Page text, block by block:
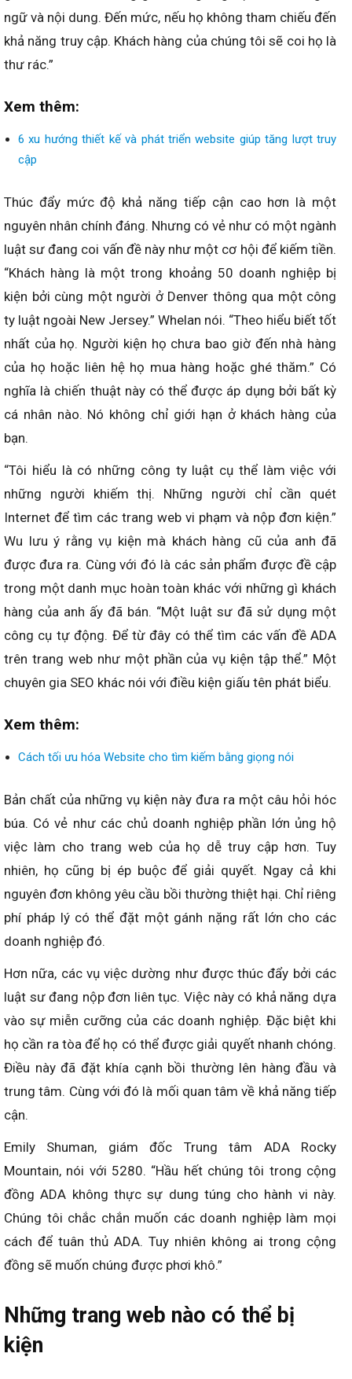
ngữ và nội dung. Đến mức, nếu họ không tham chiếu đến
khả năng truy cập. Khách hàng của chúng tôi sẽ coi họ là
thư rác.”
Xem thêm:
6 xu hướng thiết kế và phát triển website giúp tăng lượt truy
cập
Thúc đẩy mức độ khả năng tiếp cận cao hơn là một
nguyên nhân chính đáng. Nhưng có vẻ như có một ngành
luật sư đang coi vấn đề này như một cơ hội để kiếm tiền.
“Khách hàng là một trong khoảng 50 doanh nghiệp bị
kiện bởi cùng một người ở Denver thông qua một công
ty luật ngoài New Jersey.” Whelan nói. “Theo hiểu biết tốt
nhất của họ. Người kiện họ chưa bao giờ đến nhà hàng
của họ hoặc liên hệ họ mua hàng hoặc ghé thăm.” Có
nghĩa là chiến thuật này có thể được áp dụng bởi bất kỳ
cá nhân nào. Nó không chỉ giới hạn ở khách hàng của
bạn.
“Tôi hiểu là có những công ty luật cụ thể làm việc với
những người khiếm thị. Những người chỉ cần quét
Internet để tìm các trang web vi phạm và nộp đơn kiện.”
Wu lưu ý rằng vụ kiện mà khách hàng cũ của anh đã
được đưa ra. Cùng với đó là các sản phẩm được đề cập
trong một danh mục hoàn toàn khác với những gì khách
hàng của anh ấy đã bán. “Một luật sư đã sử dụng một
công cụ tự động. Để từ đây có thể tìm các vấn đề ADA
trên trang web như một phần của vụ kiện tập thể.” Một
chuyên gia SEO khác nói với điều kiện giấu tên phát biểu.
Xem thêm:
Cách tối ưu hóa Website cho tìm kiếm bằng giọng nói
Bản chất của những vụ kiện này đưa ra một câu hỏi hóc
búa. Có vẻ như các chủ doanh nghiệp phần lớn ủng hộ
việc làm cho trang web của họ dễ truy cập hơn. Tuy
nhiên, họ cũng bị ép buộc để giải quyết. Ngay cả khi
nguyên đơn không yêu cầu bồi thường thiệt hại. Chỉ riêng
phí pháp lý có thể đặt một gánh nặng rất lớn cho các
doanh nghiệp đó.
Hơn nữa, các vụ việc dường như được thúc đẩy bởi các
luật sư đang nộp đơn liên tục. Việc này có khả năng dựa
vào sự miễn cưỡng của các doanh nghiệp. Đặc biệt khi
họ cần ra tòa để họ có thể được giải quyết nhanh chóng.
Điều này đã đặt khía cạnh bồi thường lên hàng đầu và
trung tâm. Cùng với đó là mối quan tâm về khả năng tiếp
cận.
Emily Shuman, giám đốc Trung tâm ADA Rocky
Mountain, nói với 5280. “Hầu hết chúng tôi trong cộng
đồng ADA không thực sự dung túng cho hành vi này.
Chúng tôi chắc chắn muốn các doanh nghiệp làm mọi
cách để tuân thủ ADA. Tuy nhiên không ai trong cộng
đồng sẽ muốn chúng được phơi khô.”
Những trang web nào có thể bị
kiện